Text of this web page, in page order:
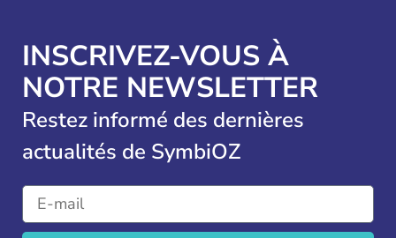
INSCRIVEZ-VOUS À
NOTRE NEWSLETTER
Restez informé des dernières
actualités de SymbiOZ